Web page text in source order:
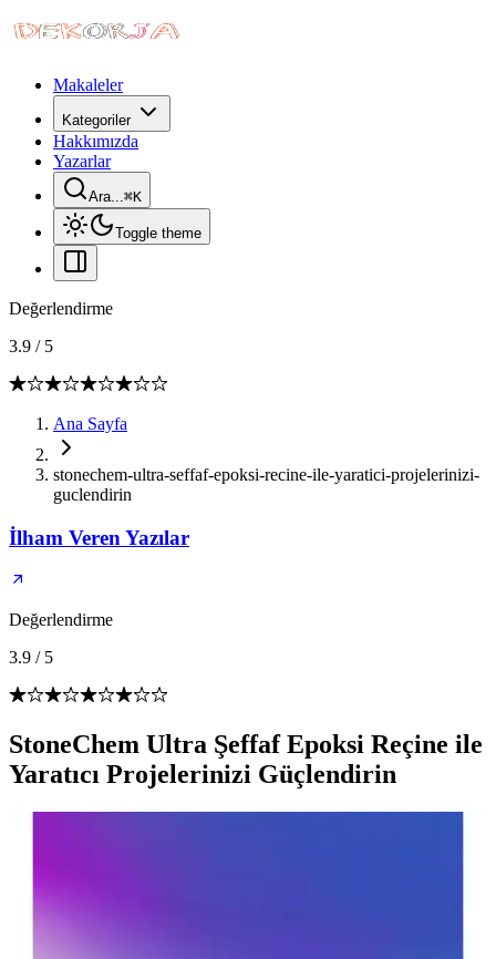
Makaleler
Kategoriler
Hakkımızda
Yazarlar
Ara...⌘K
Toggle theme
Değerlendirme
3.9 / 5
Ana Sayfa
stonechem-ultra-seffaf-epoksi-recine-ile-yaratici-projelerinizi-
guclendirin
İlham Veren Yazılar
Değerlendirme
3.9 / 5
StoneChem Ultra Şeffaf Epoksi Reçine ile
Yaratıcı Projelerinizi Güçlendirin